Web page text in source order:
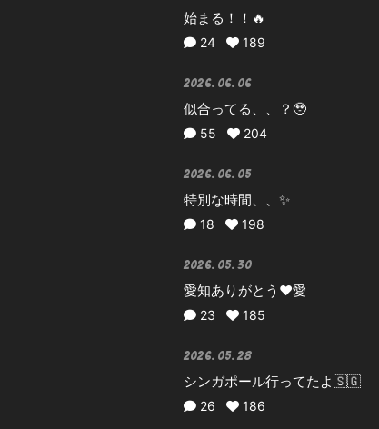
始まる！！🔥
24 189
2026.06.06
似合ってる、、？🥹
55 204
2026.06.05
特別な時間、、✨
18 198
2026.05.30
愛知ありがとう❤️愛
23 185
2026.05.28
シンガポール行ってたよ🇸🇬
26 186